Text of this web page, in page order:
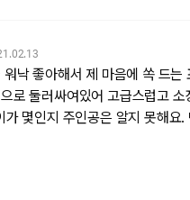
낙 좋아해서 제 마음에 쏙 드
로 둘러싸여있어 고급스럽고
가 몇인지 주인공은 알지 못해